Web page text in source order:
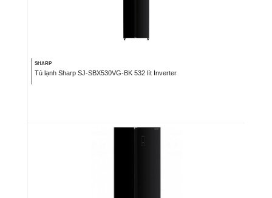
SHARP
Tủ lạnh Sharp SJ-SBX530VG-BK 532 lít Inverter